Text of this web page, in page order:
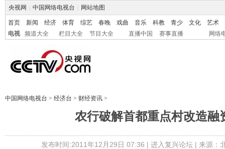
央视网 中国网络电视台 网站地图
首页 新闻 经济 体育 综艺 春晚 戏曲 音乐 科教 青少 文化
艺术
电视
频道大全 栏目大全 节目大全 直播中国 赛事直播 网络
中国网络电视台 > 经济台 > 财经资讯 >
农行破解首都重点村改造融
发布时间:2011年12月29日 07:36 | 进入复兴论坛| 来源：